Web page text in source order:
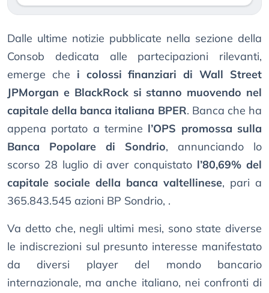
Dalle ultime notizie pubblicate nella sezione della
Consob dedicata alle partecipazioni rilevanti,
emerge che i colossi finanziari di Wall Street
JPMorgan e BlackRock si stanno muovendo nel
capitale della banca italiana BPER. Banca che ha
appena portato a termine l’OPS promossa sulla
Banca Popolare di Sondrio, annunciando lo
scorso 28 luglio di aver conquistato l’80,69% del
capitale sociale della banca valtellinese, pari a
365.843.545 azioni BP Sondrio, .
Va detto che, negli ultimi mesi, sono state diverse
le indiscrezioni sul presunto interesse manifestato
da diversi player del mondo bancario
internazionale, ma anche italiano, nei confronti di